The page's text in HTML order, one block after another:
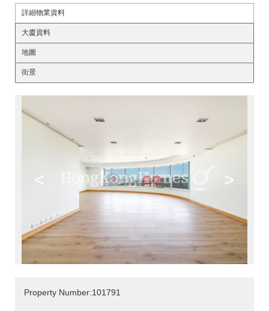
詳細物業資料
大廈資料
地圖
街景
< >
Property Number:101791